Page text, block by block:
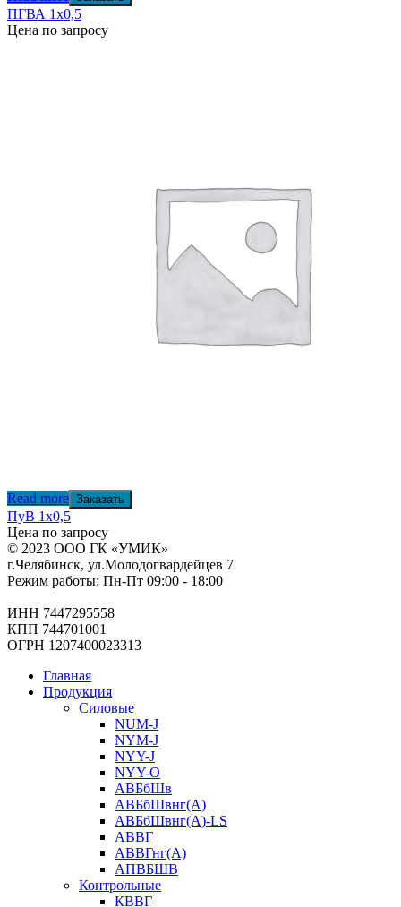
ПГВА 1х0,5
Цена по запросу
Read more Заказать
ПуВ 1х0,5
Цена по запросу
© 2023 ООО ГК «УМИК»
г.Челябинск, ул.Молодогвардейцев 7
Режим работы: Пн-Пт 09:00 - 18:00
ИНН 7447295558
КПП 744701001
ОГРН 1207400023313
Главная
Продукция
Силовые
NUM-J
NYM-J
NYY-J
NYY-O
АВБбШв
АВБбШвнг(А)
АВБбШвнг(А)-LS
АВВГ
АВВГнг(А)
АПВБШВ
Контрольные
КВВГ